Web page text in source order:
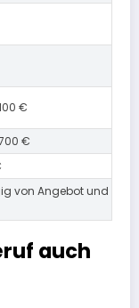
€
€
von Angebot und
auch